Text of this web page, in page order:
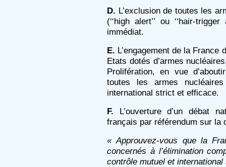
D. L’exclusion de toutes les
(‘‘high alert’’ ou ‘‘hair-
immédiat.
E. L’engagement de la
Etats dotés d’armes
Prolifération, en vue
toutes les armes
international strict et efficace.
F. L’ouverture d’un débat
français par référendum sur la
« Approuvez-vous que la
concernés à l’élimination
contrôle mutuel et